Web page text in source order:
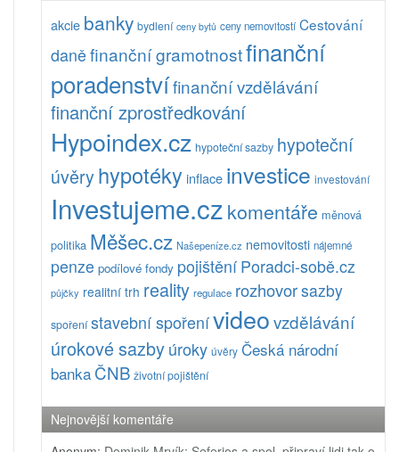
akcie banky bydlení ceny bytů ceny nemovitostí Cestování
daněfinanční gramotnostfinanční
poradenstvífinanční vzdělávání
finanční zprostředkování
Hypoindex.cz hypoteční sazby hypoteční
úvěryhypotéky inflace investice investování
Investujeme.czkomentáře měnová
politika Měšec.cz Našepeníze.cz nemovitosti nájemné
penze podílové fondy pojištěníPoradci-sobě.cz
půjčky realitní trh reality regulace rozhovorsazby
spoření stavební spořenívideovzdělávání
úrokové sazbyúroky úvěry Česká národní
banka ČNB životní pojištění
Nejnovější komentáře